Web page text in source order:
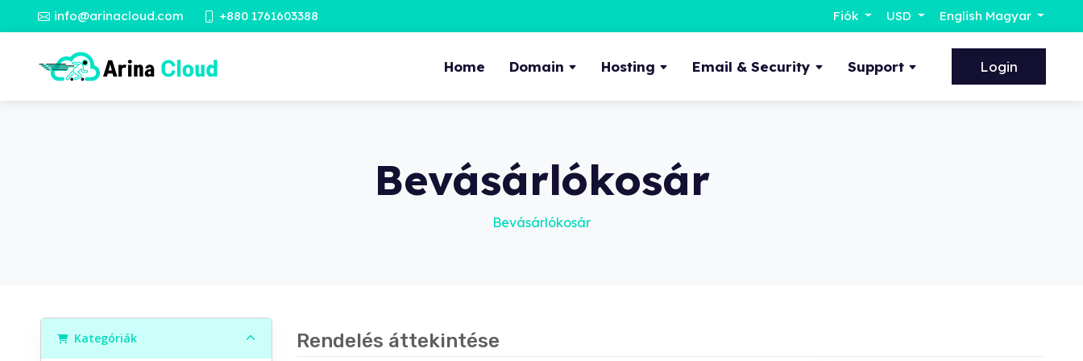
info@arinacloud.com +880 1761603388 Fiók USD English Magyar
Home Domain Hosting Email & Security Support Login
Bevásárlókosár
Bevásárlókosár
Kategóriák Rendelés áttekintése